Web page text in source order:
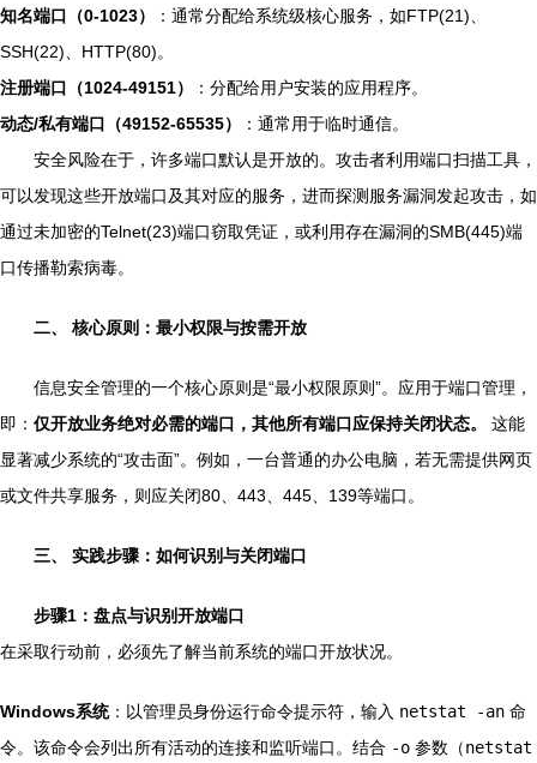
知名端口（0-1023）
：通常分配给系统级核心服务，如FTP(21)、
SSH(22)、HTTP(80)。
注册端口（1024-49151）
：分配给用户安装的应用程序。
动态/私有端口（49152-65535）
：通常用于临时通信。
安全风险在于，许多端口默认是开放的。攻击者利用端口扫描工具，
可以发现这些开放端口及其对应的服务，进而探测服务漏洞发起攻击，如
通过未加密的Telnet(23)端口窃取凭证，或利用存在漏洞的SMB(445)端
口传播勒索病毒。
二、 核心原则：最小权限与按需开放
信息安全管理的一个核心原则是“最小权限原则”。应用于端口管理，
即： 仅开放业务绝对必需的端口，其他所有端口应保持关闭状态。
这能
显著减少系统的“攻击面”。例如，一台普通的办公电脑，若无需提供网页
或文件共享服务，则应关闭80、443、445、139等端口。
三、 实践步骤：如何识别与关闭端口
步骤1：盘点与识别开放端口
在采取行动前，必须先了解当前系统的端口开放状况。
Windows系统：以管理员身份运行命令提示符，输入 netstat -an 命
令。该命令会列出所有活动的连接和监听端口。结合 -o 参数（netstat